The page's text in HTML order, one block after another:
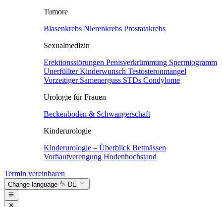
Tumore
Blasenkrebs Nierenkrebs Prostatakrebs
Sexualmedizin
Erektionsstörungen Penisverkrümmung Spermiogramm
Unerfüllter Kinderwunsch Testosteronmangel
Vorzeitiger Samenerguss STDs Condylome
Urologie für Frauen
Beckenboden & Schwangerschaft
Kinderurologie
Kinderurologie – Überblick Bettnässen
Vorhautverengung Hodenhochstand
Termin vereinbaren
Change language DE